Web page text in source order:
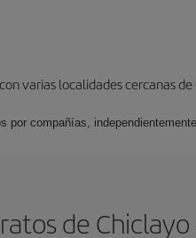
varias localidades cercanas
compañías,
de Chiclayo